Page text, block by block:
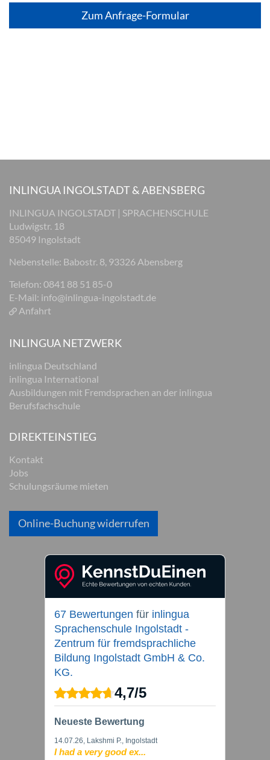
Zum Anfrage-Formular
INLINGUA INGOLSTADT & ABENSBERG
INLINGUA INGOLSTADT | SPRACHENSCHULE
Ludwigstr. 18
85049 Ingolstadt
Nebenstelle: Babostr. 8, 93326 Abensberg
Telefon: 0841 88 51 85-0
E-Mail: info@inlingua-ingolstadt.de
Anfahrt
INLINGUA NETZWERK
inlingua Deutschland
inlingua International
Ausbildungen mit Fremdsprachen an der inlingua
Berufsfachschule
DIREKTEINSTIEG
Kontakt
Jobs
Schulungsräume mieten
Online-Buchung widerrufen
67 Bewertungen für inlingua
Sprachenschule Ingolstadt -
Zentrum für fremdsprachliche
Bildung Ingolstadt GmbH & Co.
KG.
4,7/5
Neueste Bewertung
14.07.26, Lakshmi P., Ingolstadt
I had a very good ex...